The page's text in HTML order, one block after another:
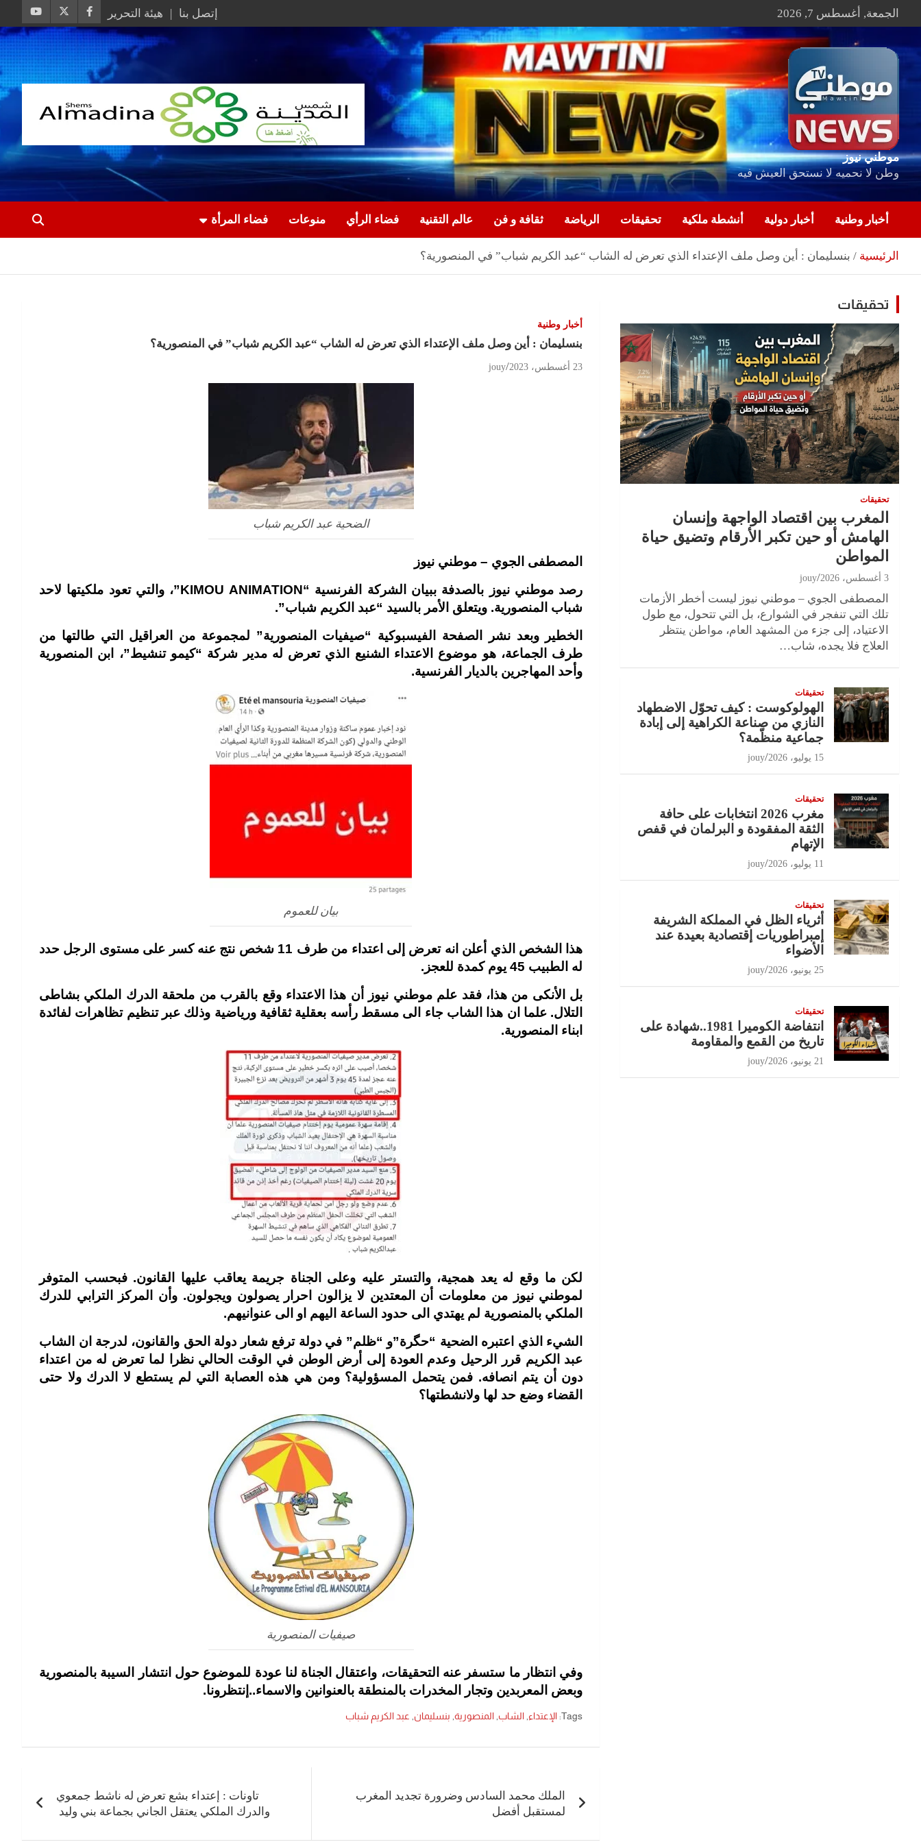
الجمعة, أغسطس 7, 2026 إتصل بنا هيئة التحرير
موطني نيوز
وطن لا نحميه لا نستحق العيش فيه
أخبار وطنية أخبار دولية أنشطة ملكية تحقيقات الرياضة ثقافة و فن عالم التقنية فضاء الرأي منوعات فضاء المرأة
الرئيسية بنسليمان : أين وصل ملف الإعتداء الذي تعرض له الشاب “عبد الكريم شباب” في المنصورية؟
أخبار وطنية
بنسليمان : أين وصل ملف الإعتداء الذي تعرض له الشاب “عبد الكريم شباب” في المنصورية؟
23 أغسطس، 2023 jouy
الضحية عبد الكريم شباب
المصطفى الجوي – موطني نيوز
رصد موطني نيوز بالصدفة ببيان الشركة الفرنسية “KIMOU ANIMATION”، والتي تعود ملكيتها لاحد
شباب المنصورية. ويتعلق الأمر بالسيد “عبد الكريم شباب”.
الخطير وبعد نشر الصفحة الفيسبوكية “صيفيات المنصورية” لمجموعة من العراقيل التي طالتها من
طرف الجماعة، هو موضوع الاعتداء الشنيع الذي تعرض له مدير شركة “كيمو تنشيط”، ابن المنصورية
وأحد المهاجرين بالديار الفرنسية.
بيان للعموم
هذا الشخص الذي أعلن انه تعرض إلى اعتداء من طرف 11 شخص نتج عنه كسر على مستوى الرجل حدد
له الطبيب 45 يوم كمدة للعجز.
بل الأنكى من هذا، فقد علم موطني نيوز أن هذا الاعتداء وقع بالقرب من ملحقة الدرك الملكي بشاطى
التلال. علما ان هذا الشاب جاء الى مسقط رأسه بعقلية ثقافية ورياضية وذلك عبر تنظيم تظاهرات لفائدة
ابناء المنصورية.
لكن ما وقع له يعد همجية، والتستر عليه وعلى الجناة جريمة يعاقب عليها القانون. فبحسب المتوفر
لموطني نيوز من معلومات أن المعتدين لا يزالون احرار يصولون ويجولون. وأن المركز الترابي للدرك
الملكي بالمنصورية لم يهتدي الى حدود الساعة اليهم او الى عنوانيهم.
الشيء الذي اعتبره الضحية “حگرة”و “ظلم” في دولة ترفع شعار دولة الحق والقانون، لدرجة ان الشاب
عبد الكريم قرر الرحيل وعدم العودة إلى أرض الوطن في الوقت الحالي نظرا لما تعرض له من اعتداء
دون أن يتم انصافه. فمن يتحمل المسؤولية؟ ومن هي هذه العصابة التي لم يستطع لا الدرك ولا حتى
القضاء وضع حد لها ولانشطتها؟
صيفيات المنصورية
وفي انتظار ما ستسفر عنه التحقيقات، واعتقال الجناة لنا عودة للموضوع حول انتشار السيبة بالمنصورية
وبعض المعربدين وتجار المخدرات بالمنطقة بالعنوانين والاسماء..إنتظرونا.
Tags: الإعتداء الشاب المنصورية, بنسليمان عبد الكريم شباب
المقالات
الملك محمد السادس وضرورة تجديد المغرب
لمستقبل أفضل
تاونات : إعتداء بشع تعرض له ناشط جمعوي
والدرك الملكي يعتقل الجاني بجماعة بني وليد
تحقيقات
تحقيقات
المغرب بين اقتصاد الواجهة وإنسان
الهامش أو حين تكبر الأرقام وتضيق حياة
المواطن
3 أغسطس، 2026 jouy
المصطفى الجوي – موطني نيوز ليست أخطر الأزمات
تلك التي تنفجر في الشوارع، بل التي تتحول، مع طول
الاعتياد، إلى جزء من المشهد العام، مواطن ينتظر
العلاج فلا يجده، شاب…
تحقيقات
الهولوكوست : كيف تحوّل الاضطهاد
النازي من صناعة الكراهية إلى إبادة
جماعية منظّمة؟
15 يوليو، 2026 jouy
تحقيقات
مغرب 2026 انتخابات على حافة
الثقة المفقودة و البرلمان في قفص
الإتهام
11 يوليو، 2026 jouy
تحقيقات
أثرياء الظل في المملكة الشريفة
إمبراطوريات إقتصادية بعيدة عند
الأضواء
25 يونيو، 2026 jouy
تحقيقات
انتفاضة الكوميرا 1981..شهادة على
تاريخ من القمع والمقاومة
21 يونيو، 2026 jouy